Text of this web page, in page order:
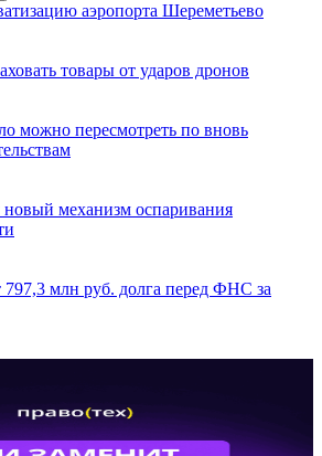
аэропорта Шереметьево
товары от ударов дронов
можно пересмотреть по вновь
новый механизм оспаривания
797,3 млн руб. долга перед ФНС за